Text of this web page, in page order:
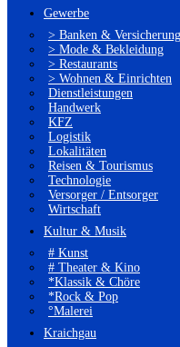
Gewerbe
> Banken & Versicherung
> Mode & Bekleidung
> Restaurants
> Wohnen & Einrichten
Dienstleistungen
Handwerk
KFZ
Logistik
Lokalitäten
Reisen & Tourismus
Technologie
Versorger / Entsorger
Wirtschaft
Kultur & Musik
# Kunst
# Theater & Kino
*Klassik & Chöre
*Rock & Pop
°Malerei
Kraichgau